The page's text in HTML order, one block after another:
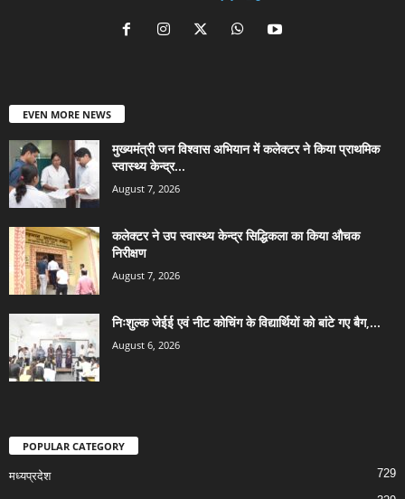
EVEN MORE NEWS
मुख्यमंत्री जन विश्वास अभियान में कलेक्टर ने किया प्राथमिक
स्वास्थ्य केन्द्र...
August 7, 2026
कलेक्टर ने उप स्वास्थ्य केन्द्र सिद्धिकला का किया औचक
निरीक्षण
August 7, 2026
निःशुल्क जेईई एवं नीट कोचिंग के विद्यार्थियों को बांटे गए बैग,...
August 6, 2026
POPULAR CATEGORY
मध्यप्रदेश 729